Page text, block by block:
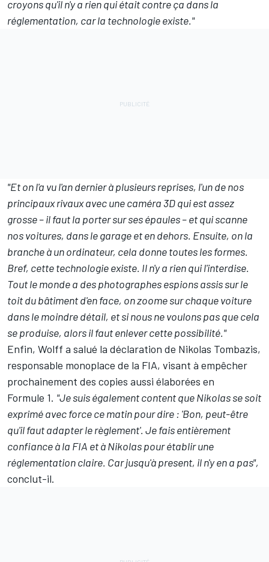
croyons qu'il n'y a rien qui était contre ça dans la
réglementation, car la technologie existe."
"Et on l'a vu l'an dernier à plusieurs reprises, l'un de nos
principaux rivaux avec une caméra 3D qui est assez
grosse – il faut la porter sur ses épaules – et qui scanne
nos voitures, dans le garage et en dehors. Ensuite, on la
branche à un ordinateur, cela donne toutes les formes.
Bref, cette technologie existe. Il n'y a rien qui l'interdise.
Tout le monde a des photographes espions assis sur le
toit du bâtiment d'en face, on zoome sur chaque voiture
dans le moindre détail, et si nous ne voulons pas que cela
se produise, alors il faut enlever cette possibilité."
Enfin, Wolff a salué la déclaration de Nikolas Tombazis,
responsable monoplace de la FIA, visant à empêcher
prochainement des copies aussi élaborées en
Formule 1. "Je suis également content que Nikolas se soit
exprimé avec force ce matin pour dire : 'Bon, peut-être
qu'il faut adapter le règlement'. Je fais entièrement
confiance à la FIA et à Nikolas pour établir une
réglementation claire. Car jusqu'à present, il n'y en a pas",
conclut-il.